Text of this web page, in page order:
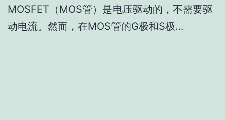
MOSFET（MOS管）是电压驱动的，不需要驱
动电流。然而，在MOS管的G极和S极…